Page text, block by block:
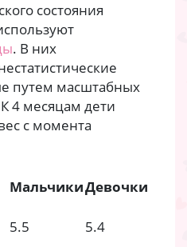
состояния
. В них
путем масштабных
4 месяцам дети
с момента
МальчикиДевочки
5.5
5.4